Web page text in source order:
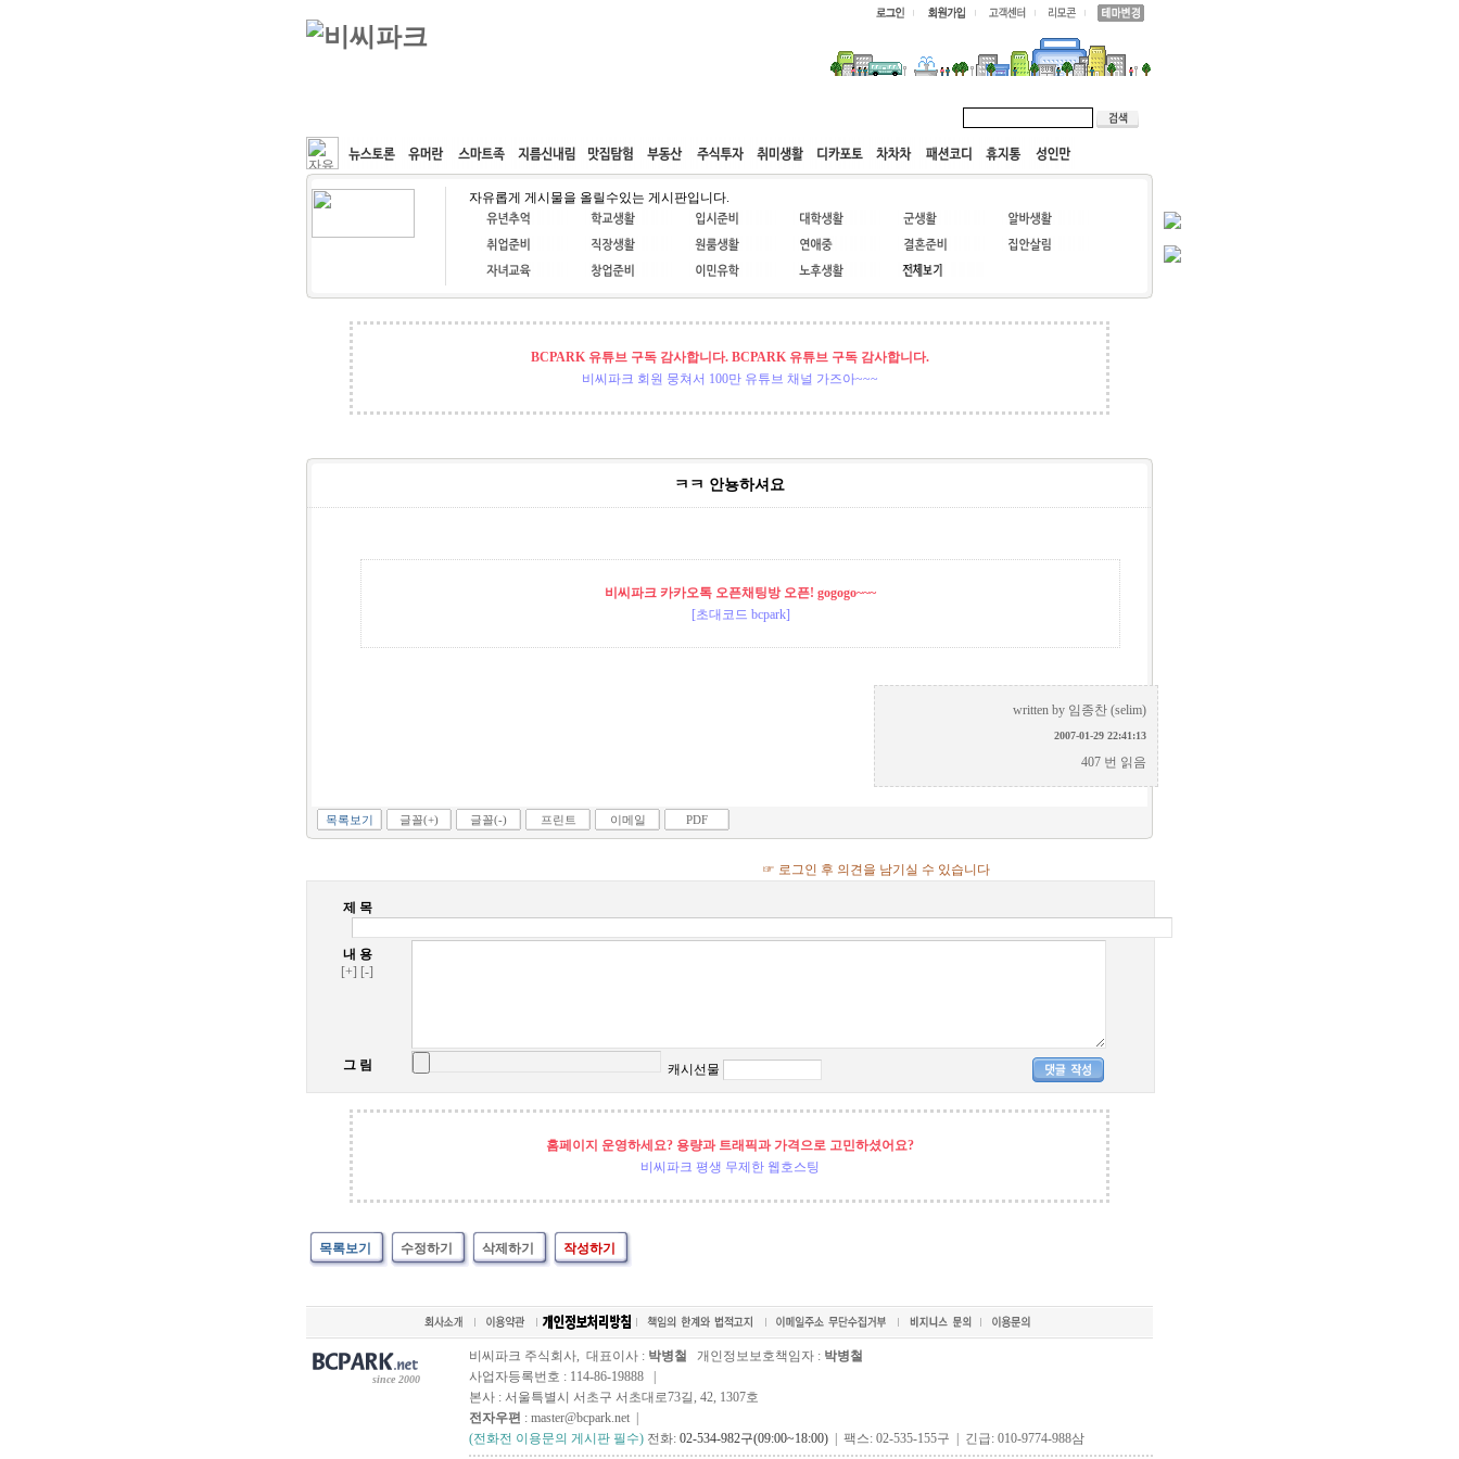
커뮤니티 속도패치 웹호스팅 공동구매 고객센터
자유롭게 게시물을 올릴수있는 게시판입니다.
BCPARK 유튜브 구독 감사합니다. BCPARK 유튜브 구독 감사합니다.
비씨파크 회원 뭉쳐서 100만 유튜브 채널 가즈아~~~
ㅋㅋ 안뇽하셔요
비씨파크 카카오톡 오픈채팅방 오픈! gogogo~~~
[초대코드 bcpark]
written by 임종찬 (selim)
2007-01-29 22:41:13
407 번 읽음
목록보기 글꼴(+) 글꼴(-) 프린트 이메일 PDF
☞ 로그인 후 의견을 남기실 수 있습니다
제 목
내 용
[+] [-]
그 림 캐시선물
홈페이지 운영하세요? 용량과 트래픽과 가격으로 고민하셨어요?
비씨파크 평생 무제한 웹호스팅
목록보기 수정하기 삭제하기 작성하기
since 2000
비씨파크 주식회사, 대표이사 : 박병철 개인정보보호책임자 : 박병철
사업자등록번호 : 114-86-19888 |
본사 : 서울특별시 서초구 서초대로73길, 42, 1307호
전자우편 : master@bcpark.net |
(전화전 이용문의 게시판 필수) 전화: 02-534-982구(09:00~18:00) | 팩스: 02-535-155구 | 긴급: 010-9774-988삼